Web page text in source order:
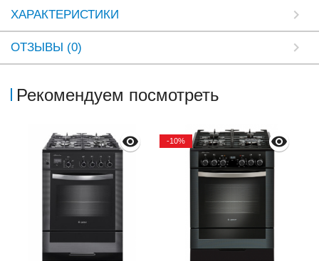
ХАРАКТЕРИСТИКИ
ОТЗЫВЫ (0)
Рекомендуем посмотреть
-10%